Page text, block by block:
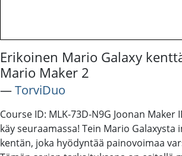
Erikoinen Mario Galaxy
Mario Maker 2
―TorviDuo
Course ID: MLK-73D-N9G Joonan Maker
käy seuraamassa! Tein Mario
kentän, joka hyödyntää painovoimaa